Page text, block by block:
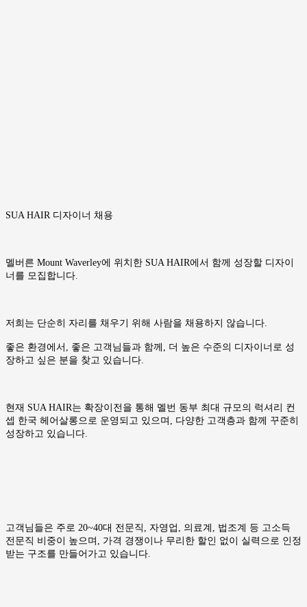
SUA HAIR 디자이너 채용
멜버른 Mount Waverley에 위치한 SUA HAIR에서 함께 성장할 디자이
너를 모집합니다.
저희는 단순히 자리를 채우기 위해 사람을 채용하지 않습니다.
좋은 환경에서, 좋은 고객님들과 함께, 더 높은 수준의 디자이너로 성
장하고 싶은 분을 찾고 있습니다.
현재 SUA HAIR는 확장이전을 통해 멜번 동부 최대 규모의 럭셔리 컨
셉 한국 헤어살롱으로 운영되고 있으며, 다양한 고객층과 함께 꾸준히
성장하고 있습니다.
고객님들은 주로 20~40대 전문직, 자영업, 의료계, 법조계 등 고소득
전문직 비중이 높으며, 가격 경쟁이나 무리한 할인 없이 실력으로 인정
받는 구조를 만들어가고 있습니다.